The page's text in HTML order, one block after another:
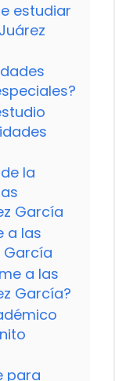
estudiar
la
García
a las
García
a las
García?
para